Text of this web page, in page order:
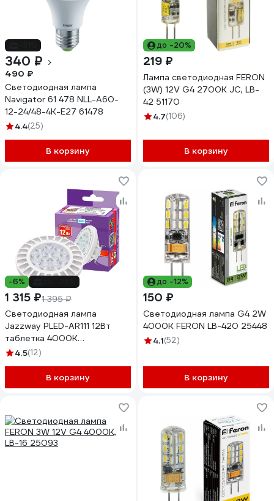
340 ₽
490 ₽
Светодиодная лампа
Navigator 61 478 NLL-A60-
12-24/48-4K-E27 61478
4.4(25)
В корзину
до -20%
219 ₽
Лампа светодиодная FERON
(3W) 12V G4 2700K JC, LB-
42 51170
4.7(106)
В корзину
-6%
1 315 ₽1 395 ₽
Светодиодная лампа
Jazzway PLED-AR111 12Вт
таблетка 4000К
нейтральный белый G53
4.5(12)
В корзину
до -12%
150 ₽
Светодиодная лампа G4 2W
4000K FERON LB-420 25448
4.1(52)
В корзину